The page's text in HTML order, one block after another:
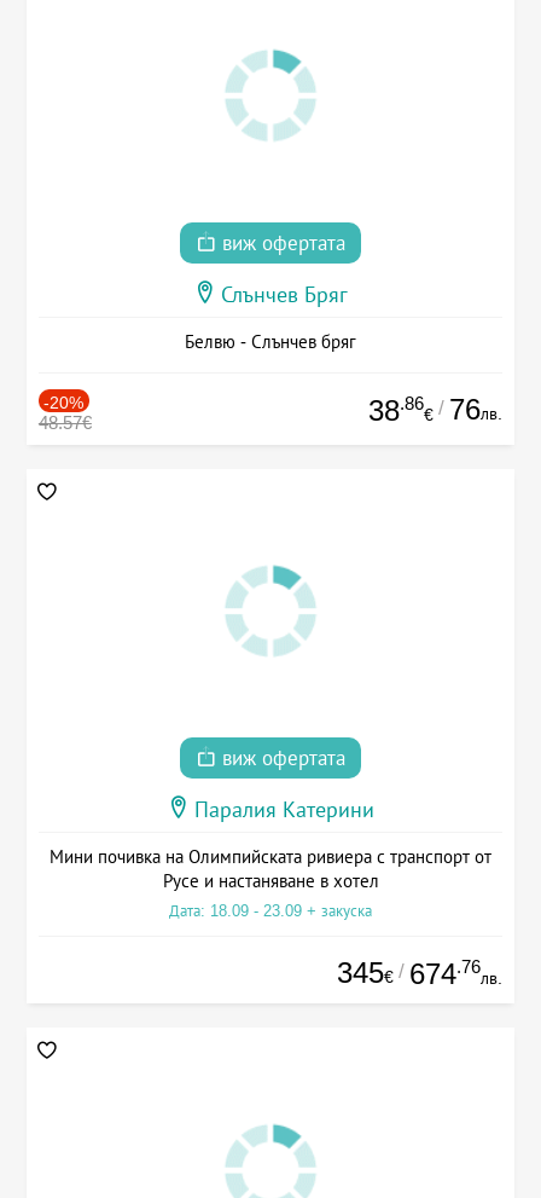
виж офертата
Слънчев Бряг
Белвю - Слънчев бряг
-20%
48.57€ 38.86
€ / 76лв.
виж офертата
Паралия Катерини
Мини почивка на Олимпийската ривиера с транспорт от
Русе и настаняване в хотел
Дата: 18.09 - 23.09 + закуска
345€ / 674.76
лв.